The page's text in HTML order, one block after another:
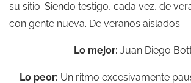
su sitio. Siendo testigo, cada vez, de
con gente nueva. De veranos aislados.
Lo mejor: Juan Diego
Lo peor: Un ritmo excesivamente